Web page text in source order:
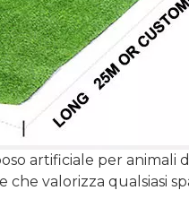
artificiale per animali
valorizza qualsiasi